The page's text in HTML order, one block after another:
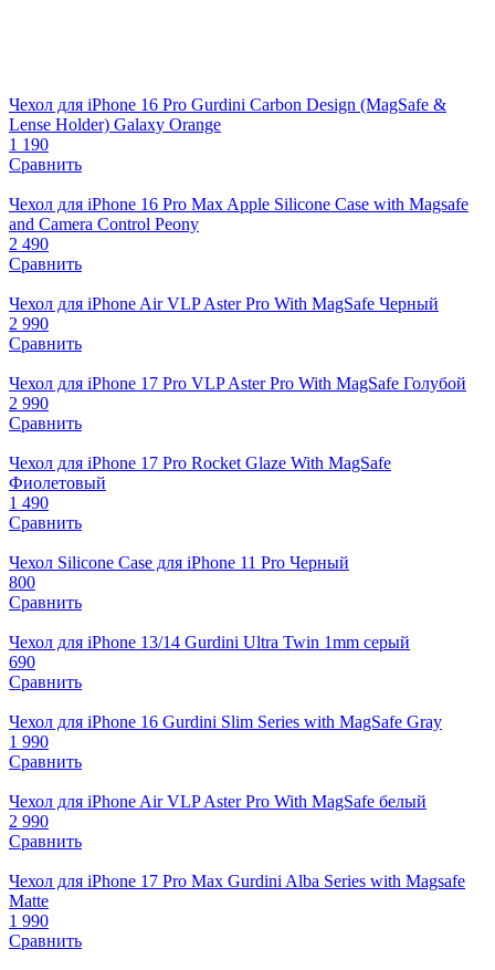
Чехол для iPhone 16 Pro Gurdini Carbon Design (MagSafe &
Lense Holder) Galaxy Orange
1 190
Сравнить
Чехол для iPhone 16 Pro Max Apple Silicone Case with Magsafe
and Camera Control Peony
2 490
Сравнить
Чехол для iPhone Air VLP Aster Pro With MagSafe Черный
2 990
Сравнить
Чехол для iPhone 17 Pro VLP Aster Pro With MagSafe Голубой
2 990
Сравнить
Чехол для iPhone 17 Pro Rocket Glaze With MagSafe
Фиолетовый
1 490
Сравнить
Чехол Silicone Case для iPhone 11 Pro Черный
800
Сравнить
Чехол для iPhone 13/14 Gurdini Ultra Twin 1mm серый
690
Сравнить
Чехол для iPhone 16 Gurdini Slim Series with MagSafe Gray
1 990
Сравнить
Чехол для iPhone Air VLP Aster Pro With MagSafe белый
2 990
Сравнить
Чехол для iPhone 17 Pro Max Gurdini Alba Series with Magsafe
Matte
1 990
Сравнить